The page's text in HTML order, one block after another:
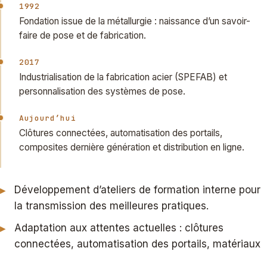
1992
Fondation issue de la métallurgie : naissance d’un savoir-
faire de pose et de fabrication.
2017
Industrialisation de la fabrication acier (SPEFAB) et
personnalisation des systèmes de pose.
Aujourd’hui
Clôtures connectées, automatisation des portails,
composites dernière génération et distribution en ligne.
Développement d’ateliers de formation interne pour
la transmission des meilleures pratiques.
Adaptation aux attentes actuelles : clôtures
connectées, automatisation des portails, matériaux